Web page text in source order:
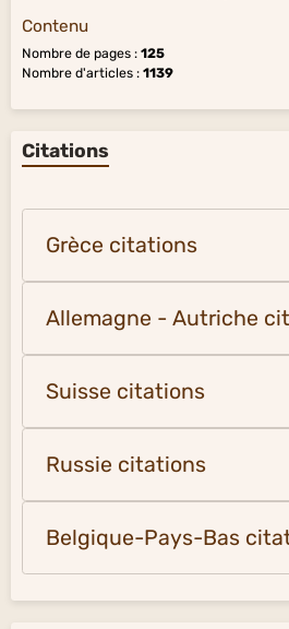
Contenu
Nombre de pages : 125
Nombre d'articles : 1139
Citations
Grèce citations
Allemagne - Autriche
Suisse citations
Russie citations
Belgique-Pays-Bas